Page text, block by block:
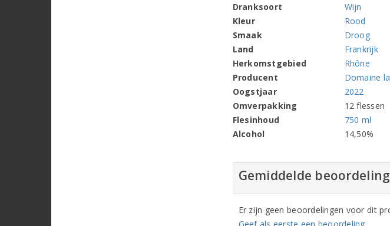
Dranksoort
Wijn
Kleur
Rood
Smaak
Droog
Land
Frankrijk
Herkomstgebied
Rhône
Producent
Domaine
Oogstjaar
2022
Omverpakking
12 flessen
Flesinhoud
750 ml
Alcohol
14,50%
Gemiddelde
Er zijn geen beoordelingen voor dit